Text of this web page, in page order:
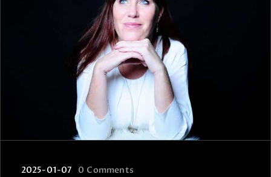
2025-01-07 0 Comments